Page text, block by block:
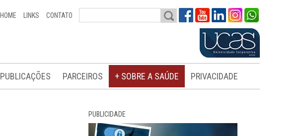
HOME LINKS CONTATO
PUBLICAÇÕES PARCEIROS + SOBRE A SAÚDE PRIVACIDADE
PUBLICIDADE